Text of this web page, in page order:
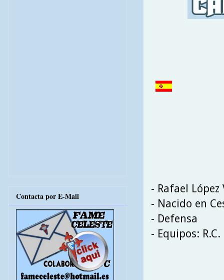
- Rafael
- Nacido en
- Defensa
- Equipos:
Contacta por E-Mail